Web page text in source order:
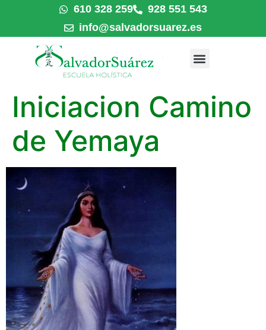
610 328 259
928 551 543
info@salvadorsuarez.es
Iniciacion Camino
de Yemaya